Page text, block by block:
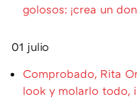
golosos: ¡crea un
01 julio
Comprobado, Rita
look y molarlo todo,